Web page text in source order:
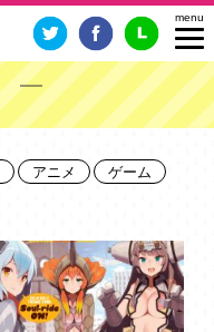
アニメ ゲーム